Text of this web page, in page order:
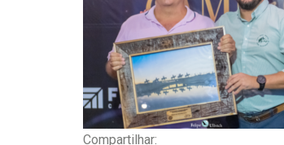
Compartilhar: